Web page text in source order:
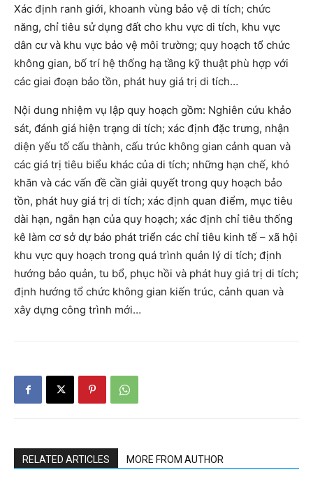
Xác định ranh giới, khoanh vùng bảo vệ di tích; chức
năng, chỉ tiêu sử dụng đất cho khu vực di tích, khu vực
dân cư và khu vực bảo vệ môi trường; quy hoạch tổ chức
không gian, bố trí hệ thống hạ tầng kỹ thuật phù hợp với
các giai đoạn bảo tồn, phát huy giá trị di tích…
Nội dung nhiệm vụ lập quy hoạch gồm: Nghiên cứu khảo
sát, đánh giá hiện trạng di tích; xác định đặc trưng, nhận
diện yếu tố cấu thành, cấu trúc không gian cảnh quan và
các giá trị tiêu biểu khác của di tích; những hạn chế, khó
khăn và các vấn đề cần giải quyết trong quy hoạch bảo
tồn, phát huy giá trị di tích; xác định quan điểm, mục tiêu
dài hạn, ngắn hạn của quy hoạch; xác định chỉ tiêu thống
kê làm cơ sở dự báo phát triển các chỉ tiêu kinh tế – xã hội
khu vực quy hoạch trong quá trình quản lý di tích; định
hướng bảo quản, tu bổ, phục hồi và phát huy giá trị di tích;
định hướng tổ chức không gian kiến trúc, cảnh quan và
xây dựng công trình mới…
RELATED ARTICLES MORE FROM AUTHOR